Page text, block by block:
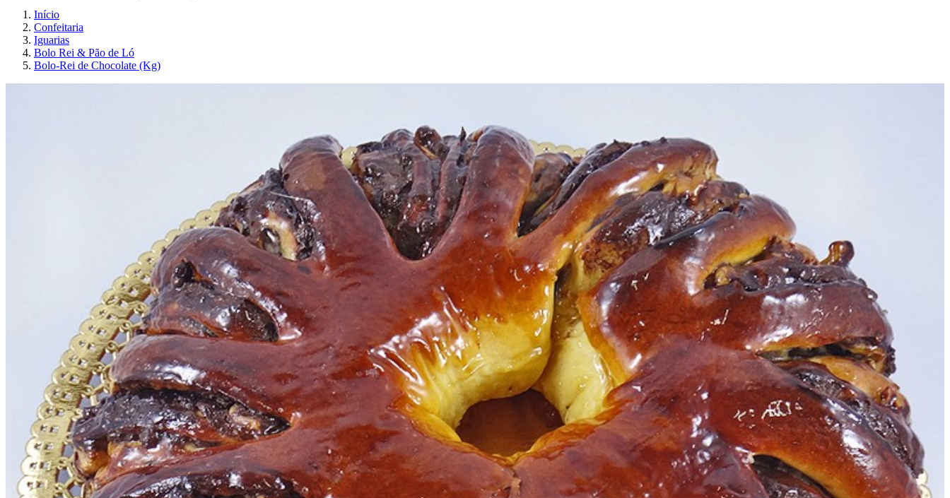
Início
Confeitaria
Iguarias
Bolo Rei & Pão de Ló
Bolo-Rei de Chocolate (Kg)